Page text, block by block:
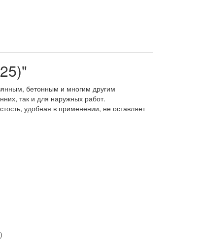
бетонным и многим другим
так и для наружных работ.
удобная в применении, не оставляет